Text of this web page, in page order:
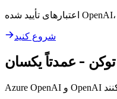
شروع کنید
- عمدتاً یکسان